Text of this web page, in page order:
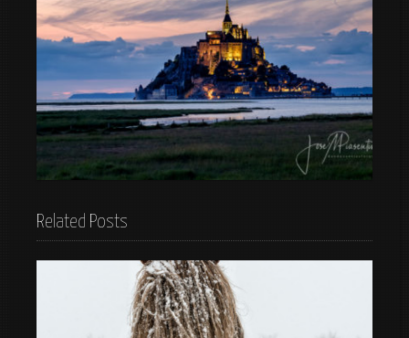
Related Posts